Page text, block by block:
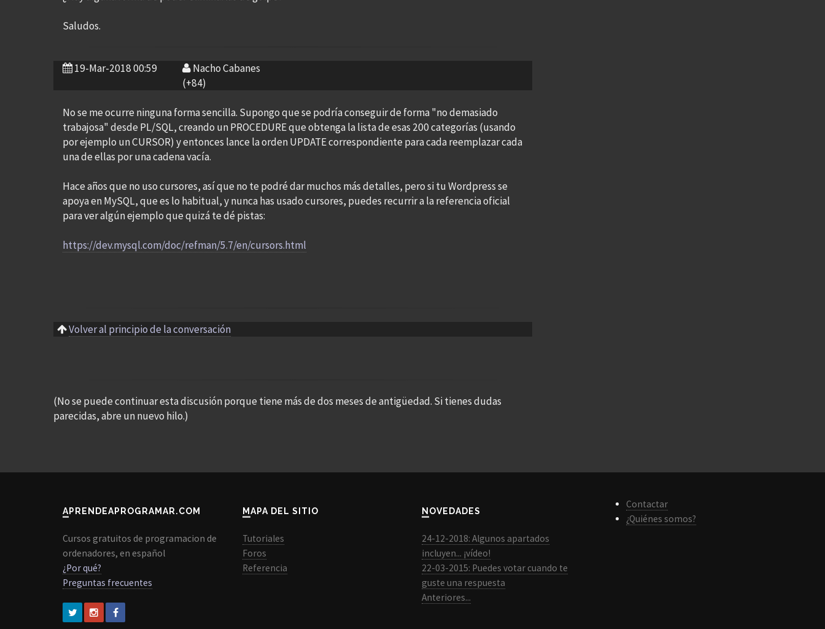
Saludos.
19-Mar-2018 00:59
Nacho Cabanes
(+84)
No se me ocurre ninguna forma sencilla. Supongo que se podría conseguir de forma "no demasiado
trabajosa" desde PL/SQL, creando un PROCEDURE que obtenga la lista de esas 200 categorías (usando
por ejemplo un CURSOR) y entonces lance la orden UPDATE correspondiente para cada reemplazar cada
una de ellas por una cadena vacía.
Hace años que no uso cursores, así que no te podré dar muchos más detalles, pero si tu Wordpress se
apoya en MySQL, que es lo habitual, y nunca has usado cursores, puedes recurrir a la referencia oficial
para ver algún ejemplo que quizá te dé pistas:
https://dev.mysql.com/doc/refman/5.7/en/cursors.html
Volver al principio de la conversación
(No se puede continuar esta discusión porque tiene más de dos meses de antigüedad. Si tienes dudas
parecidas, abre un nuevo hilo.)
APRENDEAPROGRAMAR.COM
Cursos gratuitos de programacion de
ordenadores, en español
¿Por qué?
Preguntas frecuentes
MAPA DEL SITIO
Tutoriales
Foros
Referencia
NOVEDADES
24-12-2018: Algunos apartados
incluyen... ¡vídeo!
22-03-2015: Puedes votar cuando te
guste una respuesta
Anteriores...
Contactar
¿Quiénes somos?